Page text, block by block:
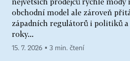
obchodní model ale zároveň
západních regulátorů i politiků a
roky...
15. 7. 2026 ▪ 3 min. čtení